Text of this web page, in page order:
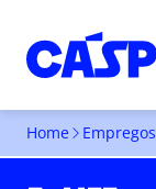
Home Empregos